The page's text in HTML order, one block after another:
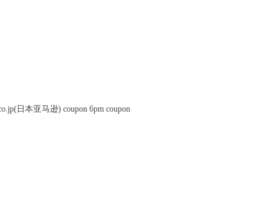
日本亚马逊) coupon 6pm coupon